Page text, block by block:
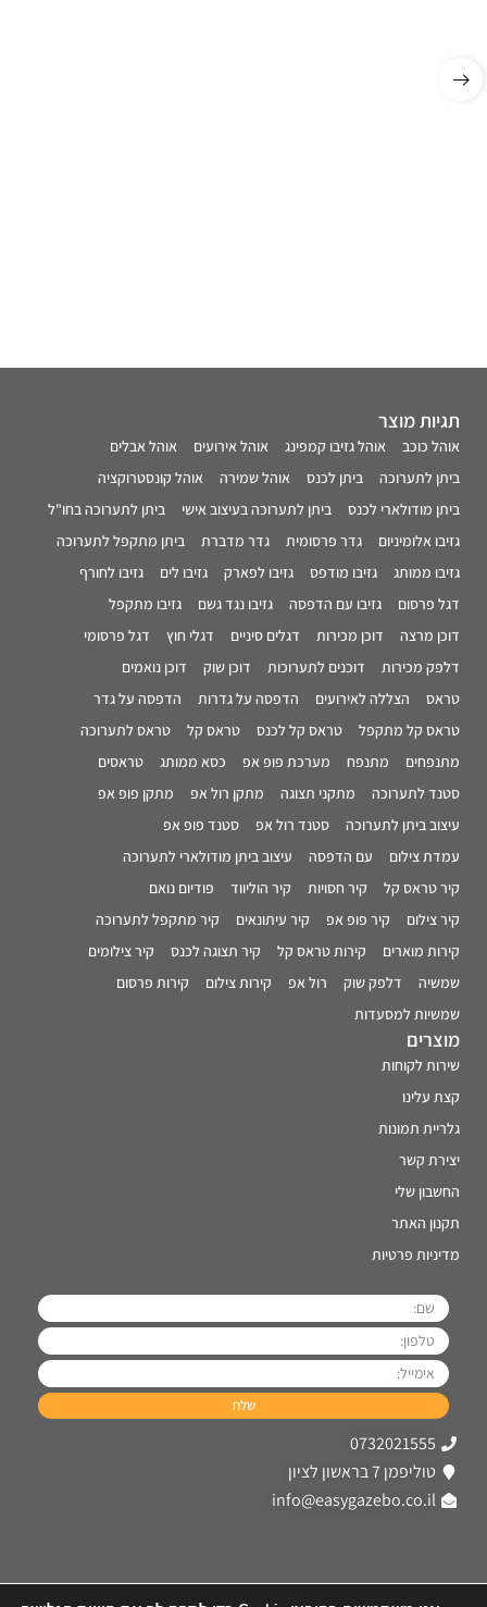
תגיות מוצר
אוהל אבלים אוהל אירועים אוהל גזיבו קמפינג
אוהל כוכב
אוהל קונסטרוקציה
אוהל שמירה ביתן לכנס
ביתן לתערוכה
ביתן לתערוכה בחו"ל
ביתן לתערוכה בעיצוב אישי
ביתן מודולארי לכנס
ביתן מתקפל לתערוכה
גדר מדברת גדר פרסומית
גזיבו אלומיניום
גזיבו לחורף
גזיבו לים גזיבו לפארק גזיבו מודפס
גזיבו ממותג
גזיבו מתקפל
גזיבו נגד גשם גזיבו עם הדפסה
דגל פרסום
דגל פרסומי
דגלי חוץ דגלים סיניים דוכן מכירות
דוכן מרצה
דוכן נואמים
דוכן שוק דוכנים לתערוכות
דלפק מכירות
הדפסה על גדר
הדפסה על גדרות הצללה לאירועים
טראס
טראס לתערוכה
טראס קל טראס קל לכנס
טראס קל מתקפל
טראסים
כסא ממותג מערכת פופ אפ מתנפח
מתנפחים
מתקן פופ אפ
מתקן רול אפ מתקני תצוגה
סטנד לתערוכה
סטנד פופ אפ
סטנד רול אפ
עיצוב ביתן לתערוכה
עיצוב ביתן מודולארי לתערוכה
עם הדפסה
עמדת צילום
פודיום נואם
קיר הוליווד קיר חסויות
קיר טראס קל
קיר מתקפל לתערוכה
קיר עיתונאים קיר פופ אפ
קיר צילום
קיר צילומים
קיר תצוגה לכנס קירות טראס קל
קירות מוארים
קירות פרסום
קירות צילום רול אפ דלפק שוק
שמשיה
שמשיות למסעדות
מוצרים
שירות לקוחות
קצת עלינו
גלריית תמונות
יצירת קשר
החשבון שלי
תקנון האתר
מדיניות פרטיות
0732021555
טוליפמן 7 בראשון לציון
info@easygazebo.co.il